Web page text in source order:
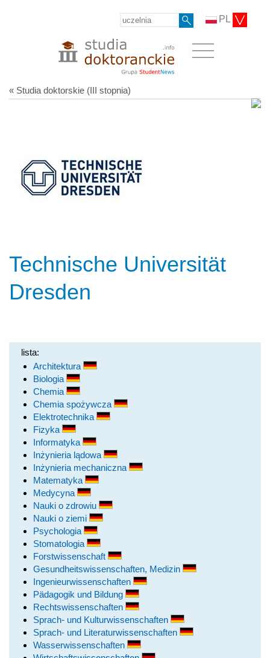
PL
« Studia doktorskie (III stopnia)
Technische Universität
Dresden
lista:
Architektura
Biologia
Chemia
Chemia spożywcza
Elektrotechnika
Fizyka
Informatyka
Inżynieria lądowa
Inżynieria mechaniczna
Matematyka
Medycyna
Nauki o zdrowiu
Nauki o ziemi
Psychologia
Stomatologia
Forstwissenschaft
Gesundheitswissenschaften, Medizin
Ingenieurwissenschaften
Pädagogik und Bildung
Rechtswissenschaften
Sprach- und Kulturwissenschaften
Sprach- und Literaturwissenschaften
Wasserwissenschaften